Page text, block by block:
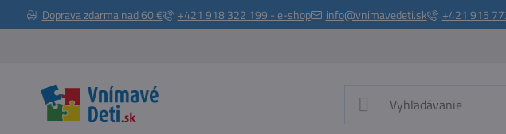
Doprava zdarma nad 60 € +421 918 322 199 - e-shop info@vnimavedeti.sk +421 915